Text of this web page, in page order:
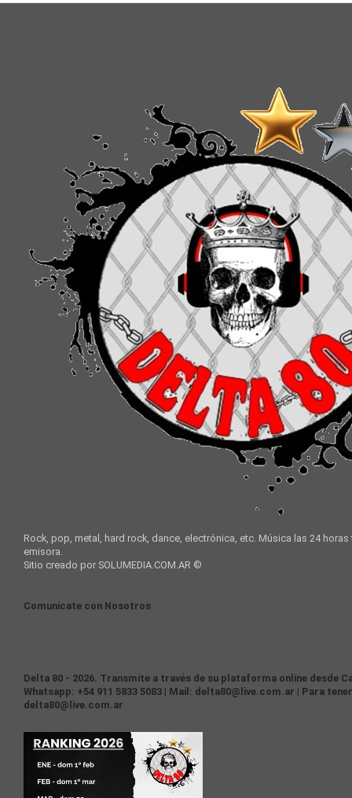
Rock, pop, metal, hard rock, dance, electrónica, etc. Música las 24
emisora.
Sitio creado por SOLUMEDIA.COM.AR ©
Comunicate con Nosotros
Delta 80 - 2026. Transmite a través de su plataforma online desde
Whatsapp: +54 911 5833 5083 | Mail: delta80@live.com.ar | Para
delta80@live.com.ar